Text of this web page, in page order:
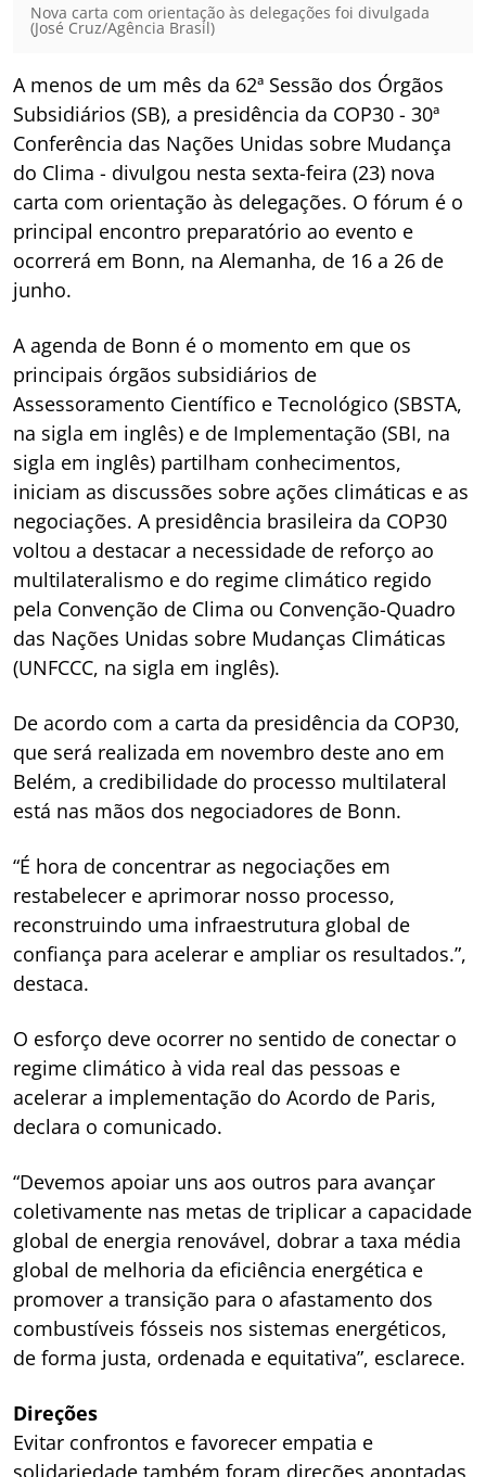
Nova carta com orientação às delegações foi divulgada
(José Cruz/Agência Brasil)
A menos de um mês da 62ª Sessão dos Órgãos
Subsidiários (SB), a presidência da COP30 - 30ª
Conferência das Nações Unidas sobre Mudança
do Clima - divulgou nesta sexta-feira (23) nova
carta com orientação às delegações. O fórum é o
principal encontro preparatório ao evento e
ocorrerá em Bonn, na Alemanha, de 16 a 26 de
junho.
A agenda de Bonn é o momento em que os
principais órgãos subsidiários de
Assessoramento Científico e Tecnológico (SBSTA,
na sigla em inglês) e de Implementação (SBI, na
sigla em inglês) partilham conhecimentos,
iniciam as discussões sobre ações climáticas e as
negociações. A presidência brasileira da COP30
voltou a destacar a necessidade de reforço ao
multilateralismo e do regime climático regido
pela Convenção de Clima ou Convenção-Quadro
das Nações Unidas sobre Mudanças Climáticas
(UNFCCC, na sigla em inglês).
De acordo com a carta da presidência da COP30,
que será realizada em novembro deste ano em
Belém, a credibilidade do processo multilateral
está nas mãos dos negociadores de Bonn.
“É hora de concentrar as negociações em
restabelecer e aprimorar nosso processo,
reconstruindo uma infraestrutura global de
confiança para acelerar e ampliar os resultados.”,
destaca.
O esforço deve ocorrer no sentido de conectar o
regime climático à vida real das pessoas e
acelerar a implementação do Acordo de Paris,
declara o comunicado.
“Devemos apoiar uns aos outros para avançar
coletivamente nas metas de triplicar a capacidade
global de energia renovável, dobrar a taxa média
global de melhoria da eficiência energética e
promover a transição para o afastamento dos
combustíveis fósseis nos sistemas energéticos,
de forma justa, ordenada e equitativa”, esclarece.
Direções
Evitar confrontos e favorecer empatia e
solidariedade também foram direções apontadas